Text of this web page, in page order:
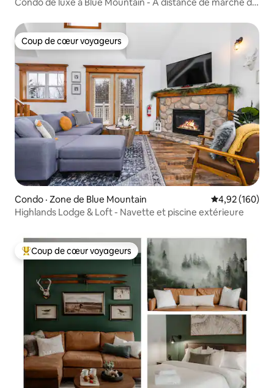
Coup de cœur voyageurs
Coup de cœur voyageurs
Condo · Zone de Blue Mountain Note
4,92 (160)
Highlands Lodge & Loft - Navette et piscine extérieure
Coup de cœur voyageurs parmi les plus aimés
Coup de cœur voyageurs